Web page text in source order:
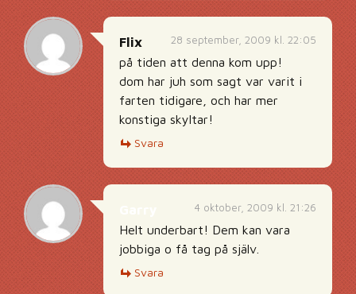
28 september, 2009 kl. 22:05
Flix
på tiden att denna kom upp!
dom har juh som sagt var varit i
farten tidigare, och har mer
konstiga skyltar!
Svara
4 oktober, 2009 kl. 21:26
Helt underbart! Dem kan vara
jobbiga o få tag på själv.
Svara